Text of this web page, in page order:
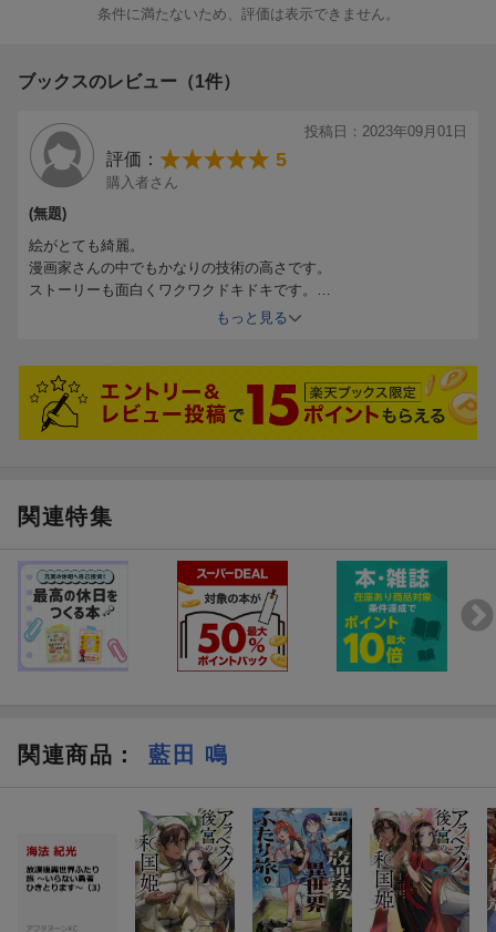
条件に満たないため、評価は表示できません。
ブックスのレビュー（1件）
投稿日：2023年09月01日
評価： 5
購入者さん
(無題)
絵がとても綺麗。
漫画家さんの中でもかなりの技術の高さです。
ストーリーも面白くワクワクドキドキです。
もっと見る
関連特集
関連商品 ： 藍田 鳴